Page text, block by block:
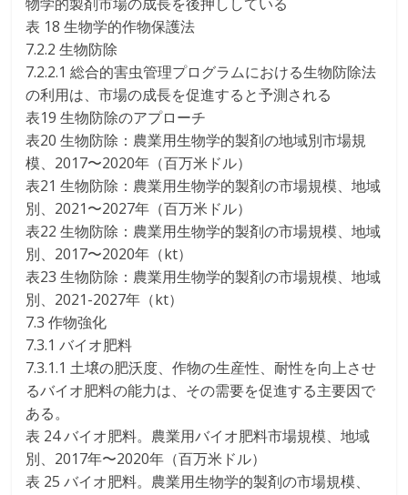
表 18 生物学的作物保護法
7.2.2 生物防除
7.2.2.1 総合的害虫管理プログラムにおける生物防除法
の利用は、市場の成長を促進すると予測される
表19 生物防除のアプローチ
表20 生物防除：農業用生物学的製剤の地域別市場規
模、2017〜2020年（百万米ドル）
表21 生物防除：農業用生物学的製剤の市場規模、地域
別、2021〜2027年（百万米ドル）
表22 生物防除：農業用生物学的製剤の市場規模、地域
別、2017〜2020年（kt）
表23 生物防除：農業用生物学的製剤の市場規模、地域
別、2021-2027年（kt）
7.3 作物強化
7.3.1 バイオ肥料
7.3.1.1 土壌の肥沃度、作物の生産性、耐性を向上させ
るバイオ肥料の能力は、その需要を促進する主要因で
ある。
表 24 バイオ肥料。農業用バイオ肥料市場規模、地域
別、2017年〜2020年（百万米ドル）
表 25 バイオ肥料。農業用生物学的製剤の市場規模、